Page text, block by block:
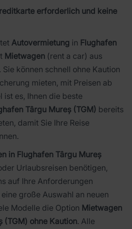
erforderlich und keine
Autovermietung in Flughafen
Mietwagen (rent a car) aus
können schnell ohne Kaution
mieten, mit Preisen ab
ist es, Ihnen die beste
Târgu Mureș (TGM) bereits
damit Sie Ihre Reise
in Flughafen Târgu Mureș
Urlaubsreisen benötigen,
auf Ihre Anforderungen
große Auswahl an neuen
Modelle die Option Mietwagen
(TGM) ohne Kaution. Alle